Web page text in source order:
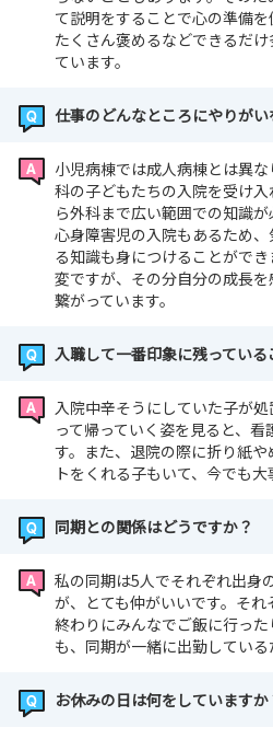
て説明をすることで心の準備
たくさん褒めるなどできるだ
ています。
仕事のどんなところにやりがい
小児病棟では成人病棟とは異
科の子どもたちの入院を受け
ら外科まで広い範囲での知識
心身障害児の入院もあるため
る知識も身につけることがで
変ですが、その分自分の成長
繋がっています。
入職して一番印象に残っている
入院中辛そうにしていた子が
って帰っていく姿を見ると、
す。また、退院の際に折り紙
トをくれる子もいて、今でも大
同期との関係はどうですか？
私の同期は5人でそれぞれ出身
が、とても仲がいいです。そ
終わりにみんなでご飯に行っ
も、同期が一緒に出勤している
お休みの日は何をしていますか